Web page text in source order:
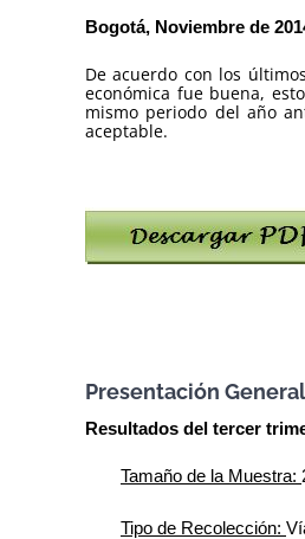
Bogotá, Noviembre de
De acuerdo con los
económica fue buena,
mismo periodo del año
aceptable.
Presentación General
Resultados del tercer
Tamaño de la Muestra:
Tipo de Recolección: